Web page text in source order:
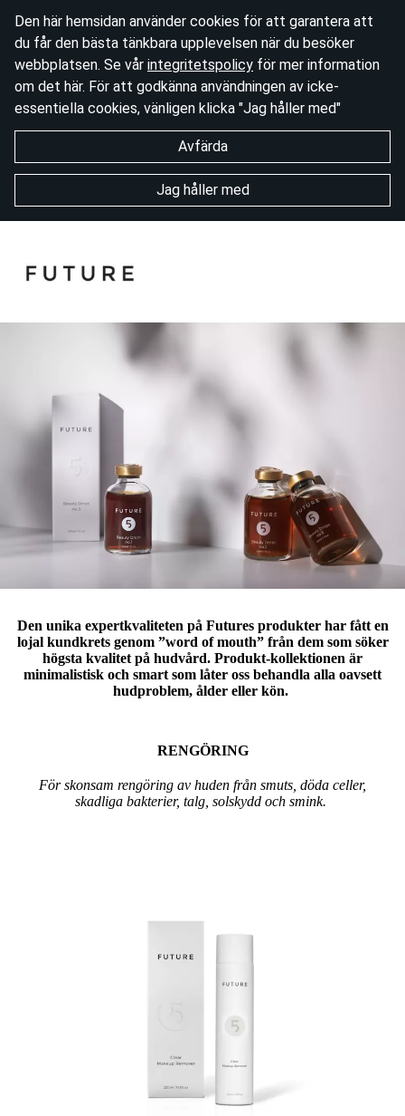
Den här hemsidan använder cookies för att garantera att
du får den bästa tänkbara upplevelsen när du besöker
webbplatsen. Se vår integritetspolicy för mer information
om det här. För att godkänna användningen av icke-
essentiella cookies, vänligen klicka "Jag håller med"
Avfärda
Jag håller med
Den unika expertkvaliteten på Futures produkter har fått en
lojal kundkrets genom ”word of mouth” från dem som söker
högsta kvalitet på hudvård. Produkt-kollektionen är
minimalistisk och smart som låter oss behandla alla oavsett
hudproblem, ålder eller kön.
RENGÖRING
För skonsam rengöring av huden från smuts, döda celler,
skadliga bakterier, talg, solskydd och smink.